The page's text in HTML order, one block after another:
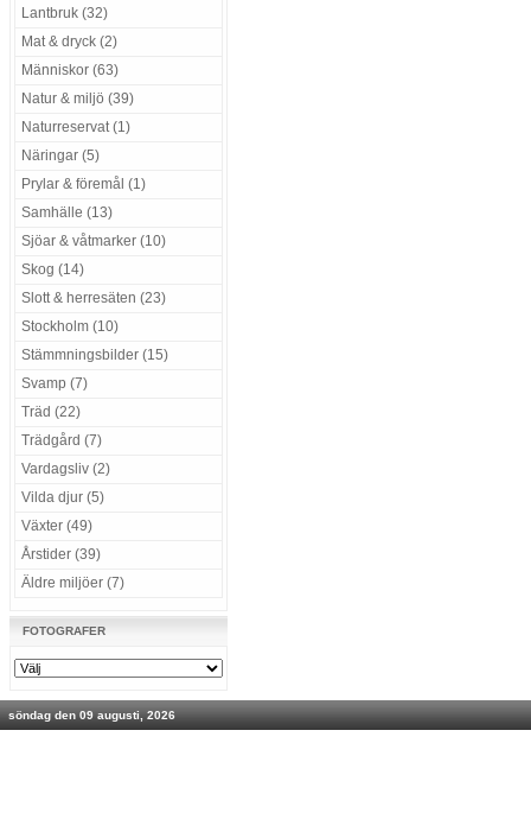
Lantbruk (32)
Mat & dryck (2)
Människor (63)
Natur & miljö (39)
Naturreservat (1)
Näringar (5)
Prylar & föremål (1)
Samhälle (13)
Sjöar & våtmarker (10)
Skog (14)
Slott & herresäten (23)
Stockholm (10)
Stämmningsbilder (15)
Svamp (7)
Träd (22)
Trädgård (7)
Vardagsliv (2)
Vilda djur (5)
Växter (49)
Årstider (39)
Äldre miljöer (7)
FOTOGRAFER
söndag den 09 augusti, 2026